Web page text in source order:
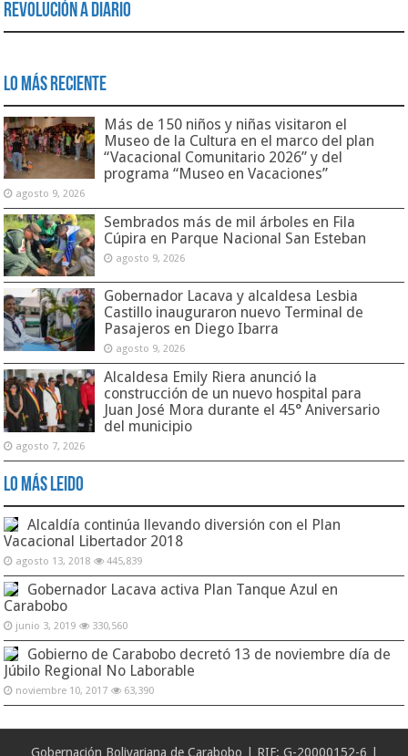
Revolución a Diario
Lo Más Reciente
Más de 150 niños y niñas visitaron el
Museo de la Cultura en el marco del plan
“Vacacional Comunitario 2026” y del
programa “Museo en Vacaciones”
agosto 9, 2026
Sembrados más de mil árboles en Fila
Cúpira en Parque Nacional San Esteban
agosto 9, 2026
Gobernador Lacava y alcaldesa Lesbia
Castillo inauguraron nuevo Terminal de
Pasajeros en Diego Ibarra
agosto 9, 2026
Alcaldesa Emily Riera anunció la
construcción de un nuevo hospital para
Juan José Mora durante el 45° Aniversario
del municipio
agosto 7, 2026
Lo Más Leido
Alcaldía continúa llevando diversión con el Plan
Vacacional Libertador 2018
agosto 13, 2018 445,839
Gobernador Lacava activa Plan Tanque Azul en
Carabobo
junio 3, 2019 330,560
Gobierno de Carabobo decretó 13 de noviembre día de
Júbilo Regional No Laborable
noviembre 10, 2017 63,390
Gobernación Bolivariana de Carabobo | RIF: G-20000152-6 |